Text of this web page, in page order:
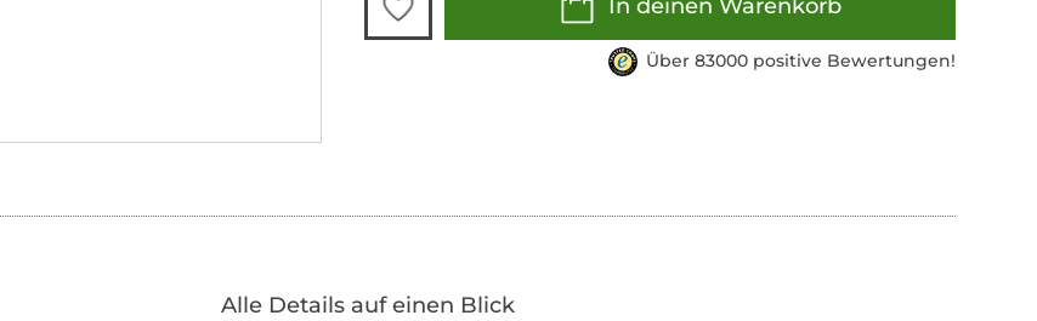
In deinen Warenkorb
Über 83000 positive Bewertungen!
Alle Details auf einen Blick